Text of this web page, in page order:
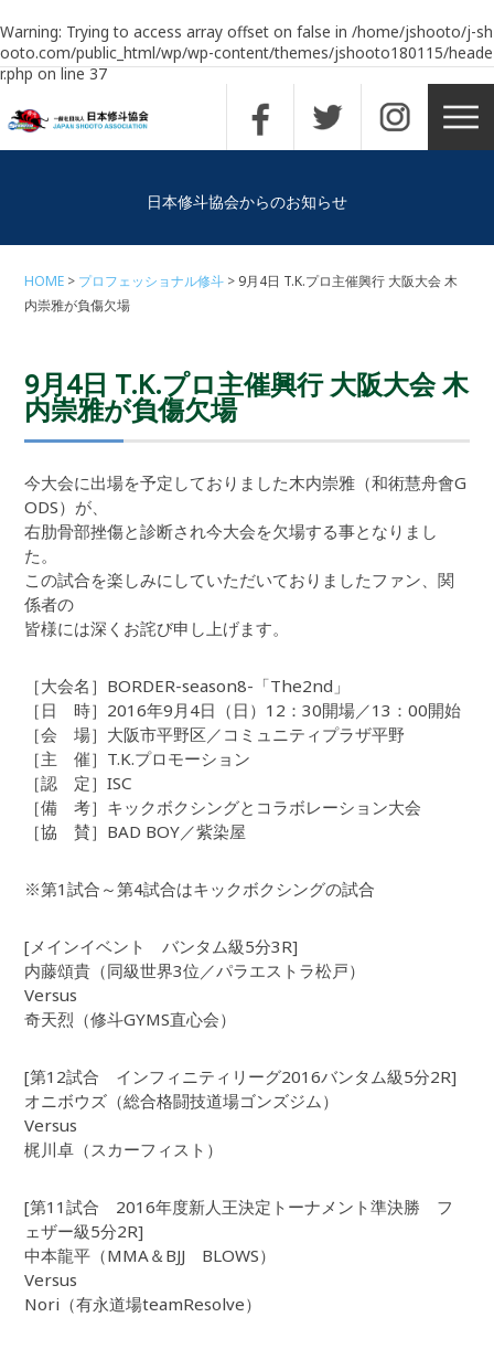
Warning: Trying to access array offset on false in /home/jshooto/j-sh
ooto.com/public_html/wp/wp-content/themes/jshooto180115/heade
r.phpon line37
日本修斗協会からのお知らせ
HOME プロフェッショナル修斗
9月4日 T.K.プロ主催興行 大阪大会 木
内崇雅が負傷欠場
9月4日 T.K.プロ主催興行 大阪大会 木
内崇雅が負傷欠場
今大会に出場を予定しておりました木内崇雅（和術慧舟會G
ODS）が、
右肋骨部挫傷と診断され今大会を欠場する事となりまし
た。
この試合を楽しみにしていただいておりましたファン、関
係者の
皆様には深くお詫び申し上げます。
［大会名］BORDER-season8-「The2nd」
［日 時］2016年9月4日（日）12：30開場／13：00開始
［会 場］大阪市平野区／コミュニティプラザ平野
［主 催］T.K.プロモーション
［認 定］ISC
［備 考］キックボクシングとコラボレーション大会
［協 賛］BAD BOY／紫染屋
※第1試合～第4試合はキックボクシングの試合
[メインイベント バンタム級5分3R]
内藤頌貴（同級世界3位／パラエストラ松戸）
Versus
奇天烈（修斗GYMS直心会）
[第12試合 インフィニティリーグ2016バンタム級5分2R]
オニボウズ（総合格闘技道場ゴンズジム）
Versus
梶川卓（スカーフィスト）
[第11試合 2016年度新人王決定トーナメント準決勝 フ
ェザー級5分2R]
中本龍平（MMA＆BJJ BLOWS）
Versus
Nori（有永道場teamResolve）